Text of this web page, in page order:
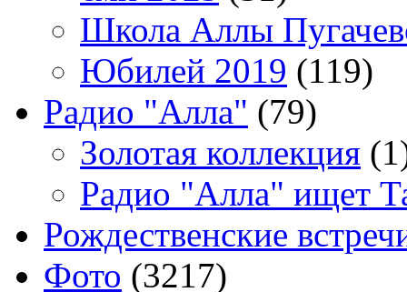
Школа Аллы
Юбилей 2019 (119)
Радио "Алла" (79)
Золотая коллекция
Радио "Алла" ищет
Рождественские
Фото (3217)